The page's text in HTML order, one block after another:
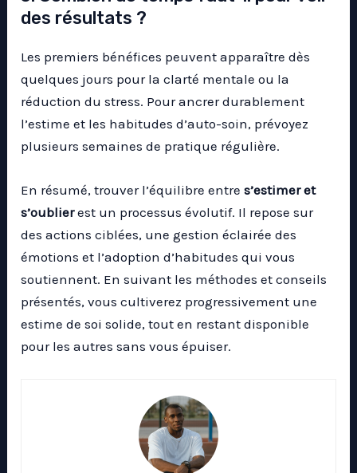
des résultats ?
Les premiers bénéfices peuvent apparaître dès
quelques jours pour la clarté mentale ou la
réduction du stress. Pour ancrer durablement
l’estime et les habitudes d’auto-soin, prévoyez
plusieurs semaines de pratique régulière.
En résumé, trouver l’équilibre entres’estimer et
s’oublierest un processus évolutif. Il repose sur
des actions ciblées, une gestion éclairée des
émotions et l’adoption d’habitudes qui vous
soutiennent. En suivant les méthodes et conseils
présentés, vous cultiverez progressivement une
estime de soi solide, tout en restant disponible
pour les autres sans vous épuiser.